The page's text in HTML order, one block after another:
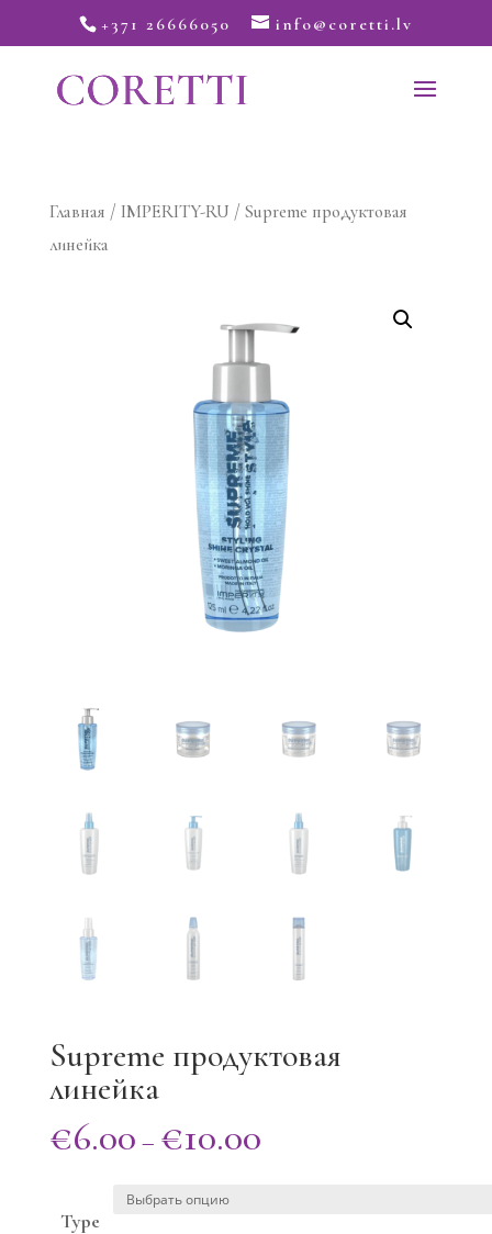
+371 26666050 info@coretti.lv
Главная / IMPERITY-RU / Supreme продуктовая
линейка
Supreme продуктовая
линейка
€6.00 – €10.00
Type